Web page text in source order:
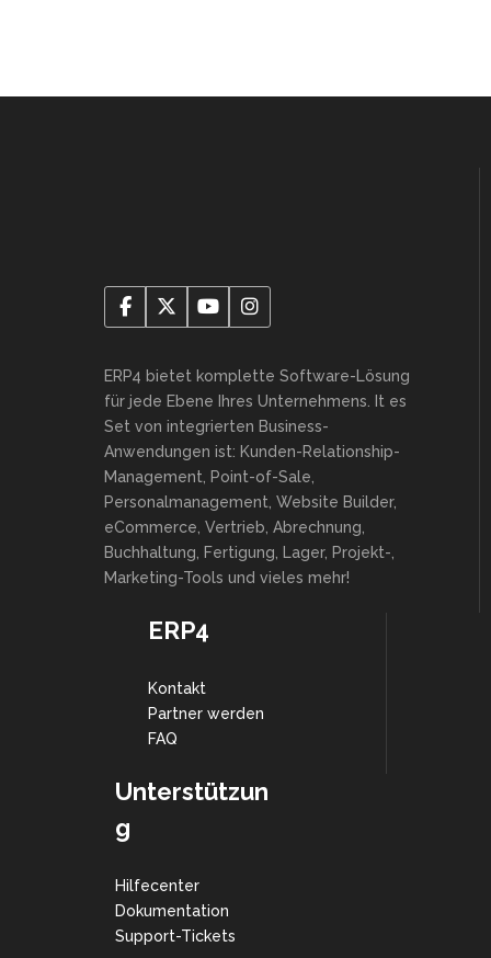
ERP4 bietet komplette Software-Lösung
für jede Ebene Ihres Unternehmens. It es
Set von integrierten Business-
Anwendungen ist: Kunden-Relationship-
Management, Point-of-Sale,
Personalmanagement, Website Builder,
eCommerce, Vertrieb, Abrechnung,
Buchhaltung, Fertigung, Lager, Projekt-,
Marketing-Tools und vieles mehr!
ERP4
Kontakt
Partner werden
FAQ
Unterstützun
g
Hilfecenter
Dokumentation
Support-Tickets